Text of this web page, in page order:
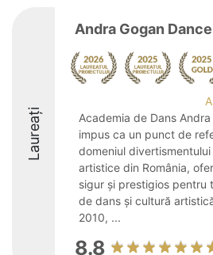
Laureați
Andra Gogan
Academia de Dans
impus ca un punct de
domeniul
artistice din România,
sigur și prestigios pentru
de dans și cultură
2010, ...
8.8